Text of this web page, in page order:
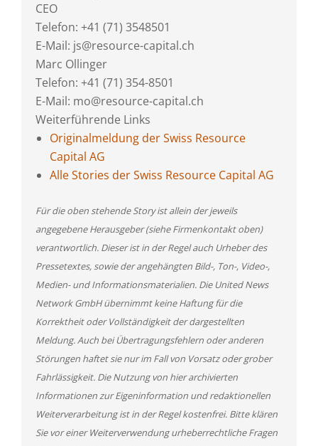
CEO
Telefon: +41 (71) 3548501
E-Mail: js@resource-capital.ch
Marc Ollinger
Telefon: +41 (71) 354-8501
E-Mail: mo@resource-capital.ch
Weiterführende Links
Originalmeldung der Swiss Resource
Capital AG
Alle Stories der Swiss Resource Capital AG
Für die oben stehende Story ist allein der jeweils
angegebene Herausgeber (siehe Firmenkontakt oben)
verantwortlich. Dieser ist in der Regel auch Urheber des
Pressetextes, sowie der angehängten Bild-, Ton-, Video-,
Medien- und Informationsmaterialien. Die United News
Network GmbH übernimmt keine Haftung für die
Korrektheit oder Vollständigkeit der dargestellten
Meldung. Auch bei Übertragungsfehlern oder anderen
Störungen haftet sie nur im Fall von Vorsatz oder grober
Fahrlässigkeit. Die Nutzung von hier archivierten
Informationen zur Eigeninformation und redaktionellen
Weiterverarbeitung ist in der Regel kostenfrei. Bitte klären
Sie vor einer Weiterverwendung urheberrechtliche Fragen